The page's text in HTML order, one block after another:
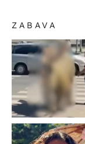
ZABAVA